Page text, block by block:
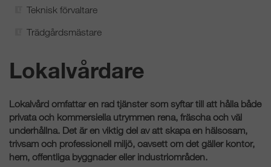
Teknisk förvaltare
Trädgårdsmästare
Lokalvårdare
Lokalvård omfattar en rad tjänster som syftar till att hålla både
privata och kommersiella utrymmen rena, fräscha och väl
underhållna. Det är en viktig del av att skapa en hälsosam,
trivsam och professionell miljö, oavsett om det gäller kontor,
hem, offentliga byggnader eller industriområden.